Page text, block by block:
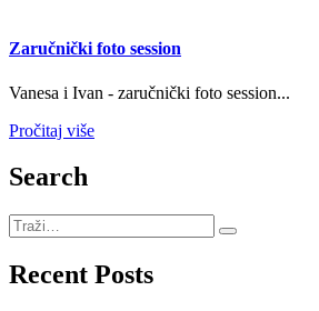
Zaručnički foto session
Vanesa i Ivan - zaručnički foto session...
Pročitaj više
Search
Recent Posts